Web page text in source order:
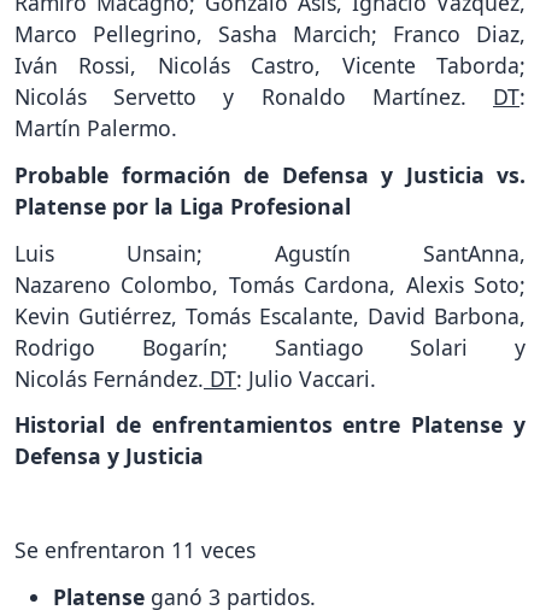
Marco Pellegrino, Sasha Marcich; Franco Diaz,
Iván Rossi, Nicolás Castro, Vicente Taborda;
Nicolás Servetto y Ronaldo Martínez. DT:
Martín Palermo.
Probable formación de Defensa y Justicia vs.
Platense por la Liga Profesional
Luis Unsain; Agustín SantAnna,
Nazareno Colombo, Tomás Cardona, Alexis Soto;
Kevin Gutiérrez, Tomás Escalante, David Barbona,
Rodrigo Bogarín; Santiago Solari y
Nicolás Fernández. DT: Julio Vaccari.
Historial de enfrentamientos entre Platense y
Defensa y Justicia
Se enfrentaron 11 veces
Platense ganó 3 partidos.